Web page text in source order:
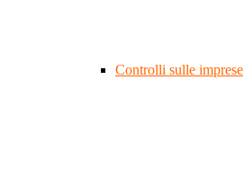
Controlli sulle imprese